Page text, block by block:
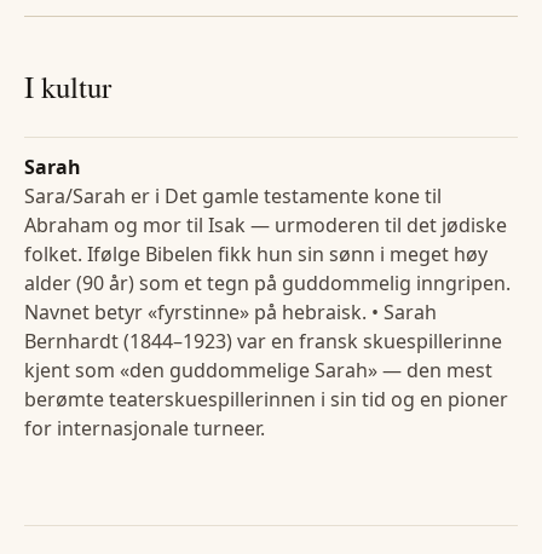
I kultur
Sarah
Sara/Sarah er i Det gamle testamente kone til
Abraham og mor til Isak — urmoderen til det jødiske
folket. Ifølge Bibelen fikk hun sin sønn i meget høy
alder (90 år) som et tegn på guddommelig inngripen.
Navnet betyr «fyrstinne» på hebraisk. • Sarah
Bernhardt (1844–1923) var en fransk skuespillerinne
kjent som «den guddommelige Sarah» — den mest
berømte teaterskuespillerinnen i sin tid og en pioner
for internasjonale turneer.